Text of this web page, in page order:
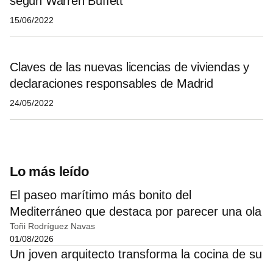
15/06/2022
Claves de las nuevas licencias de viviendas y
declaraciones responsables de Madrid
24/05/2022
Lo más leído
El paseo marítimo más bonito del
Mediterráneo que destaca por parecer una ola
Toñi Rodríguez Navas
01/08/2026
Un joven arquitecto transforma la cocina de su